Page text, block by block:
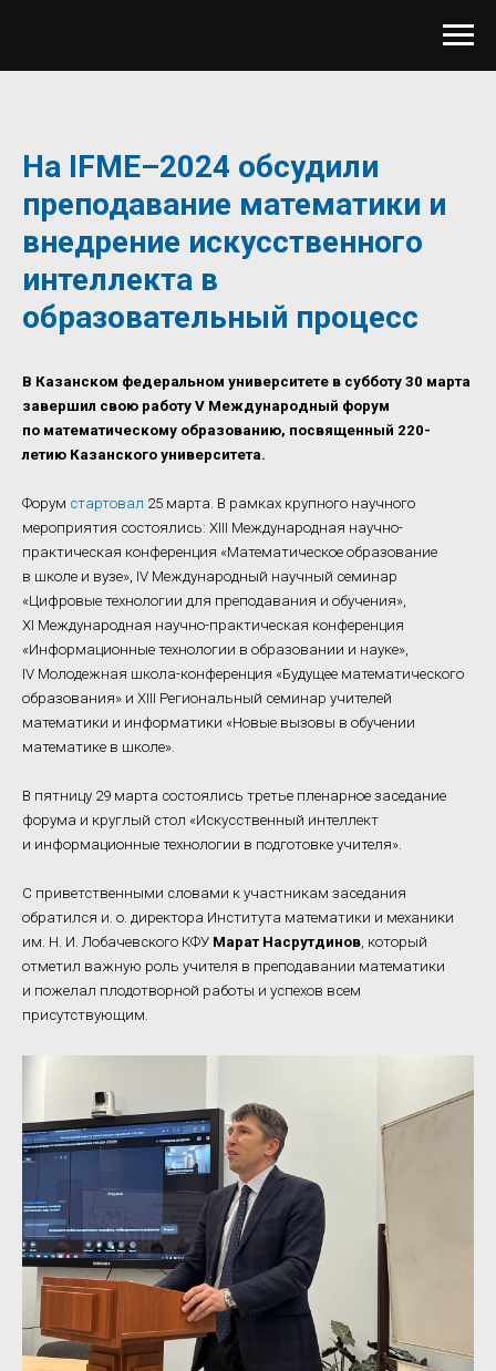
На IFME–2024 обсудили
преподавание математики и
внедрение искусственного
интеллекта в
образовательный процесс
В Казанском федеральном университете в субботу 30 марта
завершил свою работу V Международный форум
по математическому образованию, посвященный 220-
летию Казанского университета.
Форум стартовал 25 марта. В рамках крупного научного
мероприятия состоялись: XIII Международная научно-
практическая конференция «Математическое образование
в школе и вузе», IV Международный научный семинар
«Цифровые технологии для преподавания и обучения»,
XI Международная научно-практическая конференция
«Информационные технологии в образовании и науке»,
IV Молодежная школа-конференция «Будущее математического
образования» и XIII Региональный семинар учителей
математики и информатики «Новые вызовы в обучении
математике в школе».
В пятницу 29 марта состоялись третье пленарное заседание
форума и круглый стол «Искусственный интеллект
и информационные технологии в подготовке учителя».
С приветственными словами к участникам заседания
обратился и. о. директора Института математики и механики
им. Н. И. Лобачевского КФУ Марат Насрутдинов , который
отметил важную роль учителя в преподавании математики
и пожелал плодотворной работы и успехов всем
присутствующим.